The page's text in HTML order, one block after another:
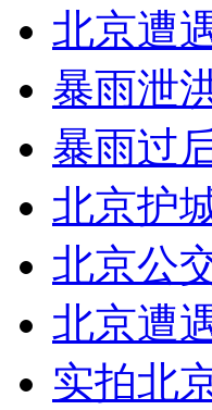
无痛分娩是否安全
外交部：反对强权
外交部：有关国家
安徽一实载49人客车
走！跟着总书记去植
北京遭
暴雨泄
暴雨过
北京护
北京公
北京遭
实拍北